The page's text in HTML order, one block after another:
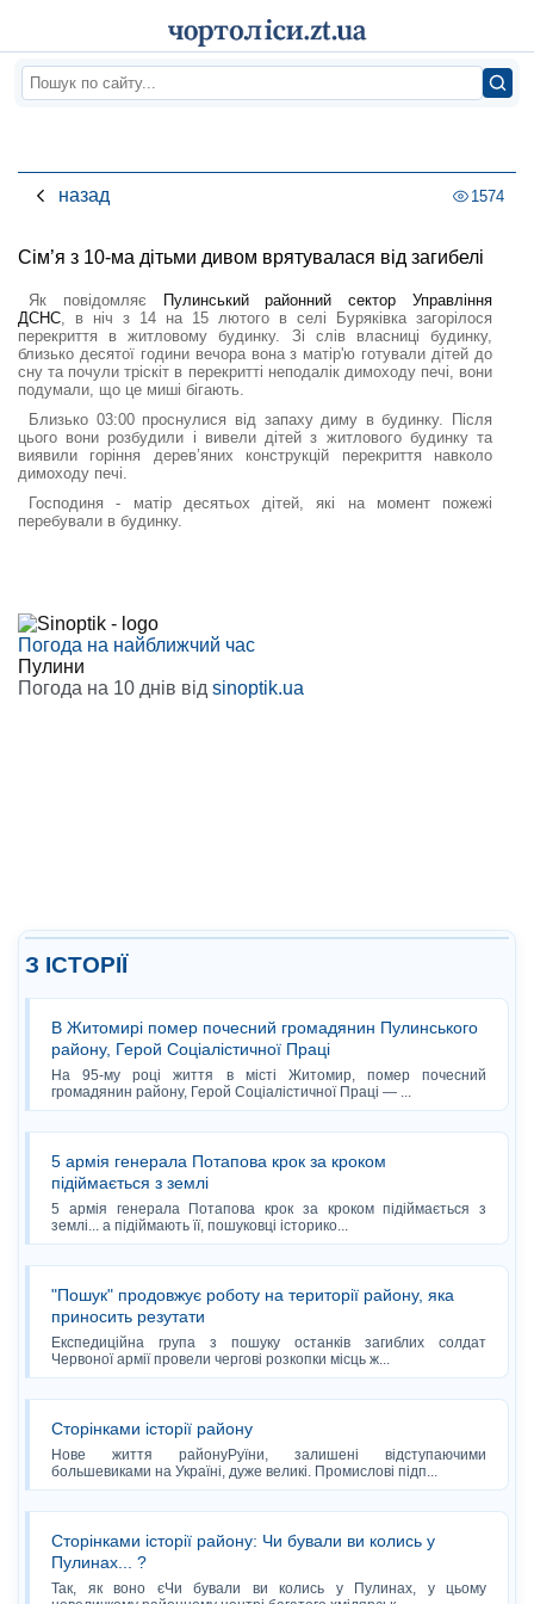
назад 1574
Сім’я з 10-ма дітьми дивом врятувалася від загибелі
Як повідомляє
Пулинський районний сектор Управління
ДСНС, в ніч з 14 на 15 лютого в селі Буряківка загорілося
перекриття в житловому будинку. Зі слів власниці будинку,
близько десятої години вечора вона з матір'ю готували дітей до
сну та почули тріскіт в перекритті неподалік димоходу печі, вони
подумали, що це миші бігають.
Близько 03:00 проснулися від запаху диму в будинку. Після
цього вони розбудили і вивели дітей з житлового будинку та
виявили горіння дерев’яних конструкцій перекриття навколо
димоходу печі.
Господиня - матір десятьох дітей, які на момент пожежі
перебували в будинку.
Погода на найближчий час
Пулини
Погода на 10 днів від sinoptik.ua
З ІСТОРІЇ
В Житомирі помер почесний громадянин Пулинського
району, Герой Соціалістичної Праці
На 95-му році життя в місті Житомир, помер почесний
громадянин району, Герой Соціалістичної Праці — ...
5 армія генерала Потапова крок за кроком
підіймається з землі
5 армія генерала Потапова крок за кроком підіймається з
землі... а підіймають її, пошуковці історико...
"Пошук" продовжує роботу на території району, яка
приносить резутати
Експедиційна група з пошуку останків загиблих солдат
Червоної армії провели чергові розкопки місць ж...
Сторінками історії району
Нове життя районуРуїни, залишені відступаючими
большевиками на Україні, дуже великі. Промислові підп...
Сторінками історії району: Чи бували ви колись у
Пулинах... ?
Так, як воно єЧи бували ви колись у Пулинах, у цьому